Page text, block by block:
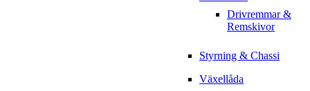
Drivremmar &
Remskivor
Styrning & Chassi
Växellåda